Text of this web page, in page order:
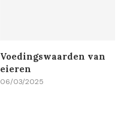
Voedingswaarden van
eieren
06/03/2025